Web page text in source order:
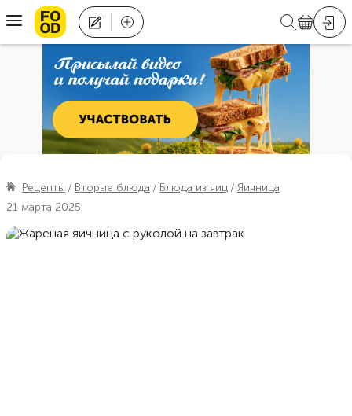
Рецепты Вторые блюда Блюда из яиц
Яичница
21 марта 2025